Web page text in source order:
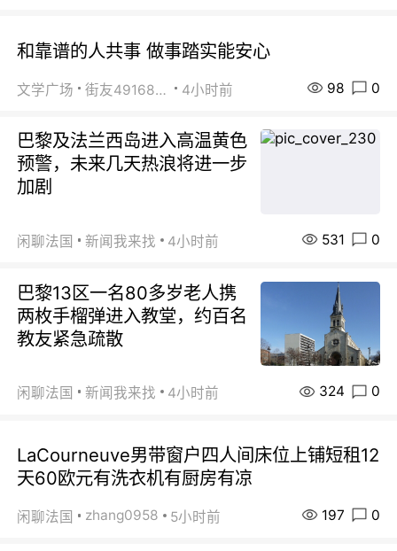
和靠谱的人共事 做事踏实能安心
文学广场 街友49168527 4小时前 98 0
巴黎及法兰西岛进入高温黄色
预警，未来几天热浪将进一步
加剧
闲聊法国 新闻我来找 4小时前 531 0
巴黎13区一名80多岁老人携
两枚手榴弹进入教堂，约百名
教友紧急疏散
闲聊法国 新闻我来找 4小时前 324 0
LaCourneuve男带窗户四人间床位上铺短租12
天60欧元有洗衣机有厨房有凉
闲聊法国 zhang0958 5小时前 197 0